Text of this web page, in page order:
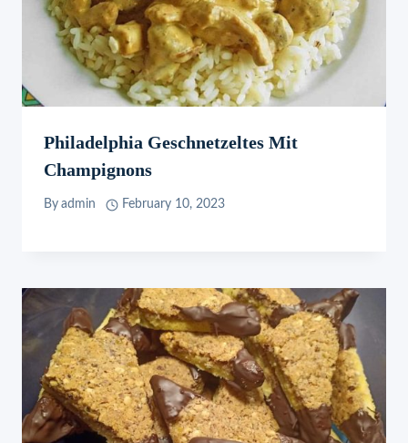
Philadelphia Geschnetzeltes Mit
Champignons
By admin February 10, 2023